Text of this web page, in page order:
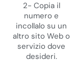
2- Copia il
numero e
incollalo su un
altro sito Web o
servizio dove
desideri.